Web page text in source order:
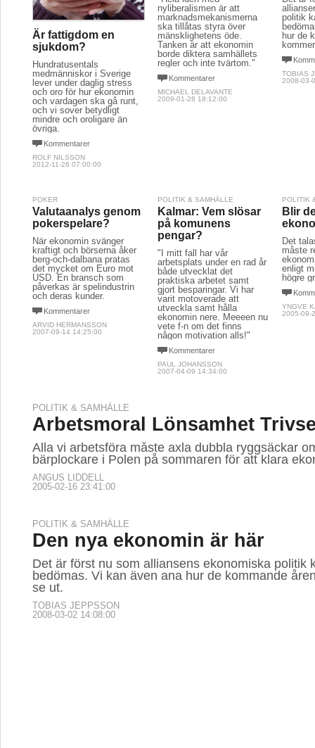
Är fattigdom en
sjukdom?
Hundratusentals
medmänniskor i Sverige
lever under daglig stress
och oro för hur ekonomin
och vardagen ska gå runt,
och vi sover betydligt
mindre och oroligare än
övriga.
Kommentarer
ROLF NILSSON
2012-11-26 07:00:00
nyliberalismen är att
marknadsmekanismerna
ska tillåtas styra över
mänsklighetens öde.
Tanken är att ekonomin
borde diktera samhällets
regler och inte tvärtom."
Kommentarer
MICHAEL DELAVANTE
2009-01-28 18:12:00
politik
hur de
TOBIAS
2008-03-
POKER
Valutaanalys genom
pokerspelare?
När ekonomin svänger
kraftigt och börserna åker
berg-och-dalbana pratas
det mycket om Euro mot
USD. En bransch som
påverkas är spelindustrin
och deras kunder.
Kommentarer
ARVID HERMANSSON
2007-09-14 14:25:00
POLITIK & SAMHÄLLE
Kalmar: Vem slösar
på komunens
pengar?
"I mitt fall har vår
arbetsplats under en rad år
både utvecklat det
praktiska arbetet samt
gjort besparingar. Vi har
varit motoverade att
utveckla samt hålla
ekonomin nere. Meeeen nu
vete f-n om det finns
någon motivation alls!"
Kommentarer
PAUL JOHANSSON
2007-04-09 14:34:00
POLITIK
Blir
Det
måste
enligt
högre
YNGVE
2005-09-
POLITIK & SAMHÄLLE
Arbetsmoral Lönsamhet
Alla vi arbetsföra måste axla dubbla ryggsäckar
bärplockare i Polen på sommaren för att klara
ANGUS LIDDELL
2005-02-16 23:41:00
POLITIK & SAMHÄLLE
Den nya ekonomin är här
Det är först nu som alliansens ekonomiska politik
bedömas. Vi kan även ana hur de kommande
se ut.
TOBIAS JEPPSSON
2008-03-02 14:08:00